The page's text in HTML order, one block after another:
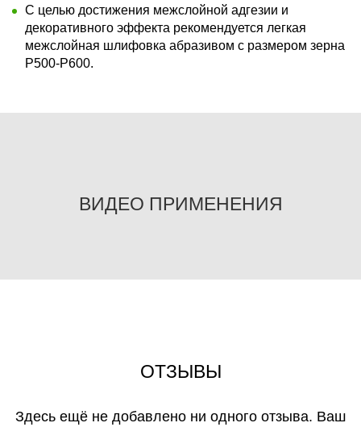
С целью достижения межслойной адгезии и
декоративного эффекта рекомендуется легкая
межслойная шлифовка абразивом с размером зерна
P500-P600.
ВИДЕО ПРИМЕНЕНИЯ
ОТЗЫВЫ
Здесь ещё не добавлено ни одного отзыва. Ваш